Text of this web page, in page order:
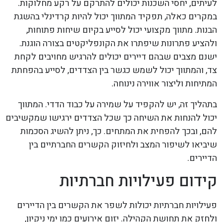
לעיתים, יחסי השכנות יכולים להתרקם על רקע מחלוקות.
במקרים כאלה, תפקיד המתווך יכול להיות קרדינלי בהשגת
הבנות. מתווך מקצועי יכול לסייע בקיום שיחות פתוחות,
ולהציע פתרונות שיפתרו את הקונפליקטים בצורה הוגנת.
ישנם מצבים שבהם דיירים יכולים להרגיש מחויבים לקחת
צד, והמתווך יכול לשמש כגשר בין הצדדים, לסייע בהפחתת
המתיחות וליצור אווירה נינוחה.
בתהליך זה, יש להקפיד על שמירה על כבוד הדדי. המתווך
יכול להנחות את השיחה כך שכל הצדדים ירגישו שמקשיבים
להם, ובכך להפחית את המתחים. כך, ניתן להשיג הסכמות
שיביאו לשיפור המצב ולחיזוק הקשרים החברתיים בין
הדיירים.
קידום פעילויות חברתיות
פעילויות חברתיות יכולות לשפר את הקשרים בין הדיירים
ולחזק את תחושת הקהילה. יזום אירועים כמו ימי ניקיון,